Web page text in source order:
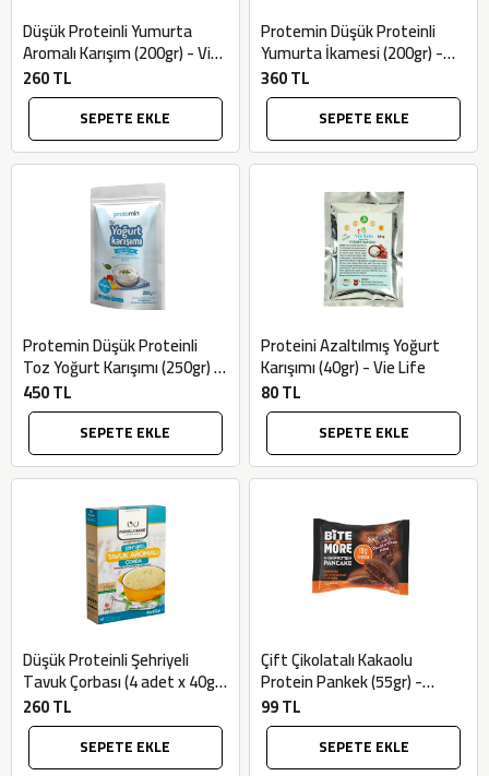
Düşük Proteinli Yumurta
Aromalı Karışım (200gr) - Vie
Life
260 TL
SEPETE EKLE
Protemin Düşük Proteinli
Yumurta İkamesi (200gr) -
Mayalı Hane
360 TL
SEPETE EKLE
Protemin Düşük Proteinli
Toz Yoğurt Karışımı (250gr) -
Mayalı Hane
450 TL
SEPETE EKLE
Proteini Azaltılmış Yoğurt
Karışımı (40gr) - Vie Life
80 TL
SEPETE EKLE
Düşük Proteinli Şehriyeli
Tavuk Çorbası (4 adet x 40gr)
- Mayalı Hane
260 TL
SEPETE EKLE
Çift Çikolatalı Kakaolu
Protein Pankek (55gr) -
Bite&more
99 TL
SEPETE EKLE